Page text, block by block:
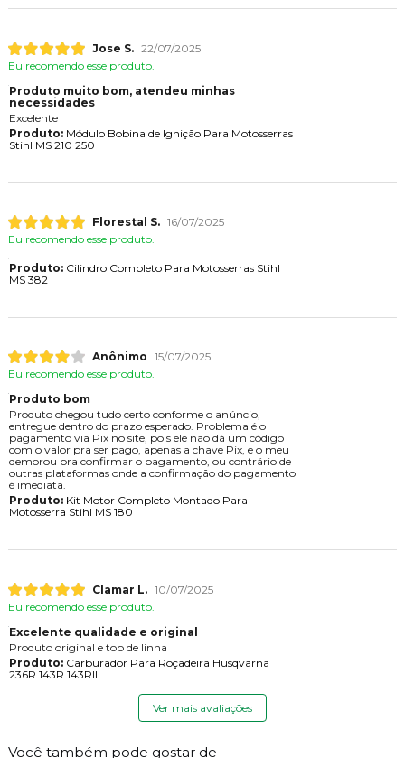
Jose S. 22/07/2025
Eu recomendo esse produto.
Produto muito bom, atendeu minhas
necessidades
Excelente
Produto:Módulo Bobina de Ignição Para Motosserras
Stihl MS 210 250
Florestal S. 16/07/2025
Eu recomendo esse produto.
Produto:Cilindro Completo Para Motosserras Stihl
MS 382
Anônimo 15/07/2025
Eu recomendo esse produto.
Produto bom
Produto chegou tudo certo conforme o anúncio,
entregue dentro do prazo esperado. Problema é o
pagamento via Pix no site, pois ele não dá um código
com o valor pra ser pago, apenas a chave Pix, e o meu
demorou pra confirmar o pagamento, ou contrário de
outras plataformas onde a confirmação do pagamento
é imediata.
Produto:Kit Motor Completo Montado Para
Motosserra Stihl MS 180
Clamar L. 10/07/2025
Eu recomendo esse produto.
Excelente qualidade e original
Produto original e top de linha
Produto:Carburador Para Roçadeira Husqvarna
236R 143R 143RII
Ver mais avaliações
Você também pode gostar de